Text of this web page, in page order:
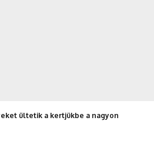
ültetik a kertjükbe a nagyon